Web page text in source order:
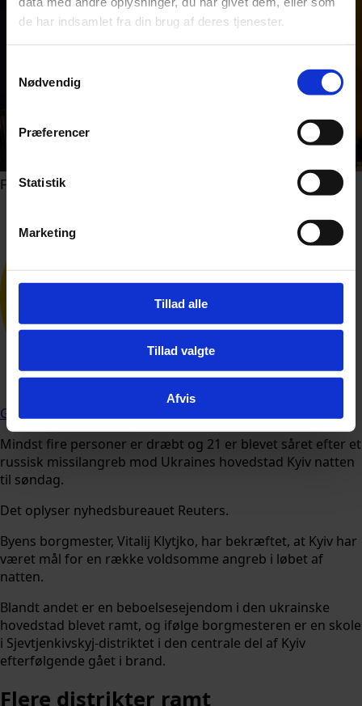
de har indsamlet fra din brug af deres tjenester.
Nødvendig
Præferencer
Statistik
Marketing
Tillad alle
Tillad valgte
Afvis
Foto: Dmytro Larin / Shutterstock.com
Google
Mindst fire personer er dræbt og 21 er blevet såret efter et
russisk missilangreb mod Ukraines hovedstad Kyiv natten
til søndag.
Det oplyser nyhedsbureauet Reuters.
Byens borgmester, Vitalij Klytjko, har bekræftet, at Kyiv har
været mål for en række voldsomme angreb i løbet af
natten.
Blandt andet er en beboelsesejendom i den ukrainske
hovedstad blevet ramt, og ifølge borgmesteren er en skole
i Sjevtjenkivskyj-distriktet i den centrale del af Kyiv
efterfølgende gået i brand.
Flere distrikter ramt